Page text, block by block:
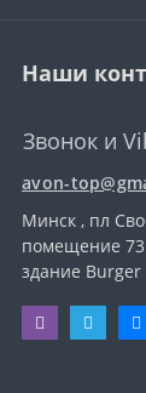
Наши
Звонок и
avon-
Минск , пл
помещение
здание Burger